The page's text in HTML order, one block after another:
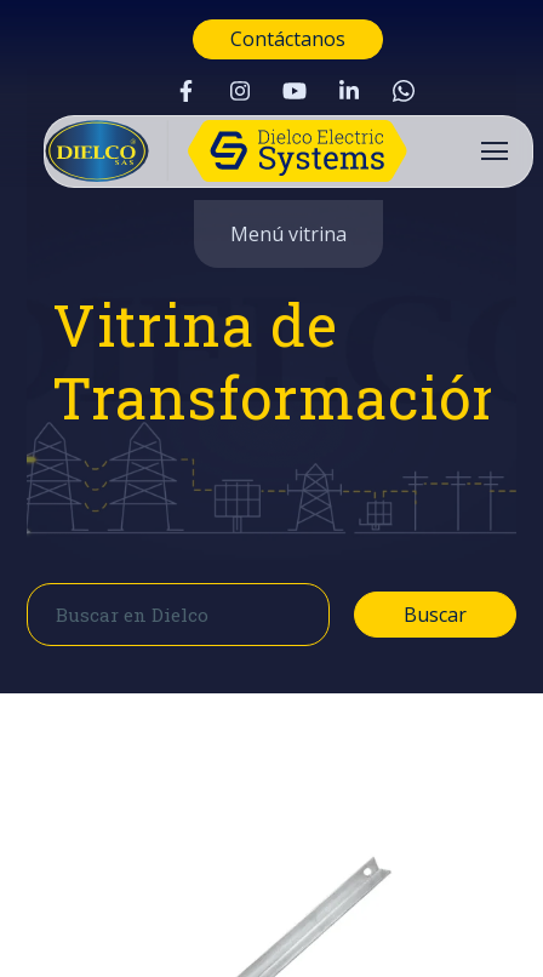
Contáctanos
Buscar
Menú vitrina
Vitrina de
Transformación
Buscar
Buscar